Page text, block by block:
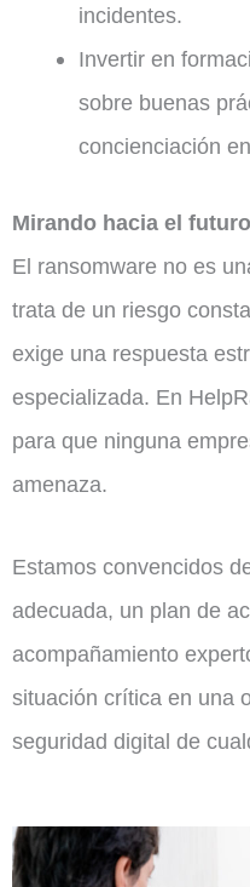
incidentes.
Invertir en
sobre buenas
concienciación
Mirando hacia el futuro
El ransomware no es
trata de un riesgo
exige una respuesta
especializada. En
para que ninguna
amenaza.
Estamos convencidos
adecuada, un plan de
acompañamiento
situación crítica en una
seguridad digital de